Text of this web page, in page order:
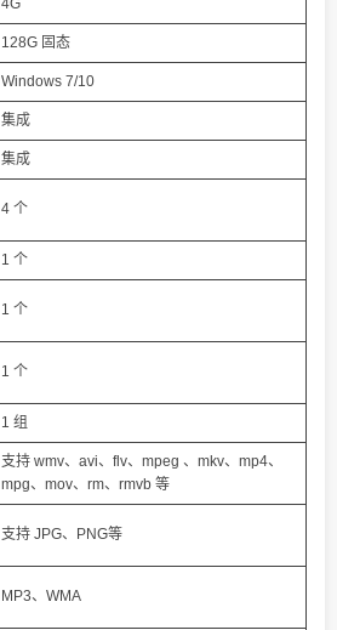
4G
128G 固态
Windows 7/10
集成
集成
4 个
1 个
1 个
1 个
1 组
支持 wmv、avi、flv、mpeg 、mkv、mp4、
mpg、mov、rm、rmvb 等
支持 JPG、PNG等
MP3、WMA